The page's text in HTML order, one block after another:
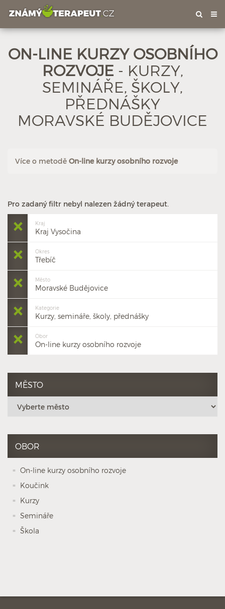
ON-LINE KURZY OSOBNÍHO
ROZVOJE - KURZY,
SEMINÁŘE, ŠKOLY,
PŘEDNÁŠKY
MORAVSKÉ BUDĚJOVICE
Více o metodě On-line kurzy osobního rozvoje
Pro zadaný filtr nebyl nalezen žádný terapeut.
Kraj
Kraj Vysočina
Okres
Třebíč
Město
Moravské Budějovice
Kategorie
Kurzy, semináře, školy, přednášky
Obor
On-line kurzy osobního rozvoje
MĚSTO
OBOR
On-line kurzy osobního rozvoje
Koučink
Kurzy
Semináře
Škola